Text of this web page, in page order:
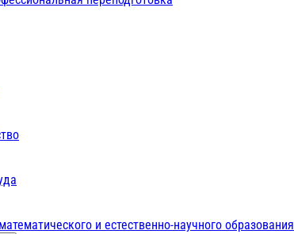
и естественно-научного образования